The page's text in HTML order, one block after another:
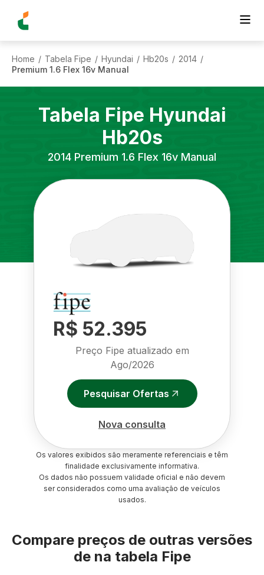
Home / Tabela Fipe / Hyundai / Hb20s / 2014 /
Premium 1.6 Flex 16v Manual
Tabela Fipe Hyundai
Hb20s
2014 Premium 1.6 Flex 16v Manual
R$ 52.395
Preço Fipe atualizado em
Ago/2026
Pesquisar Ofertas
Nova consulta
Os valores exibidos são meramente referenciais e têm
finalidade exclusivamente informativa.
Os dados não possuem validade oficial e não devem
ser considerados como uma avaliação de veículos
usados.
Compare preços de outras versões
de na tabela Fipe